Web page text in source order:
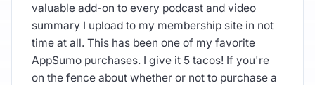
valuable add-on to every podcast and video
summary I upload to my membership site in not
time at all. This has been one of my favorite
AppSumo purchases. I give it 5 tacos! If you're
on the fence about whether or not to purchase a